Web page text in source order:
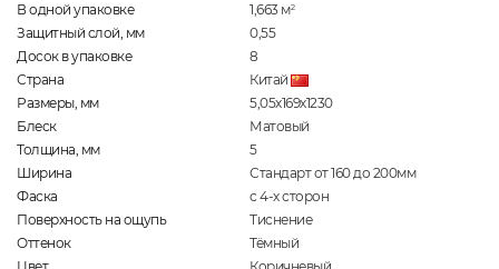
В одной упаковке
1,663 м2
Защитный слой, мм
0,55
Досок в упаковке
8
Страна
Китай
Размеры, мм
5,05х169х1230
Блеск
Матовый
Толщина, мм
5
Ширина
Стандарт от 160 до 200мм
Фаска
с 4-х сторон
Поверхность на ощупь
Тиснение
Оттенок
Тёмный